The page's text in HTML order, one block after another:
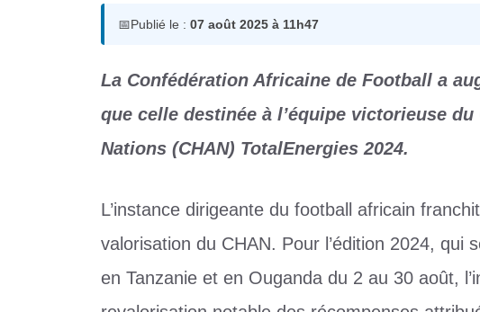
📅Publié le : 07 août 2025 à 11h47
La Confédération Africaine de Football a
que celle destinée à l’équipe victorieuse
Nations (CHAN) TotalEnergies 2024.
L’instance dirigeante du football africain
valorisation du CHAN. Pour l’édition 2024, qui
en Tanzanie et en Ouganda du 2 au 30 août,